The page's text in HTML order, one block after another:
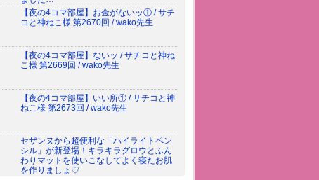
【夜の4コマ部屋】お金がないッ① / サチ
コと神ねこ様 第2670回 / wako先生
【夜の4コマ部屋】ないッ / サチコと神ね
こ様 第2669回 / wako先生
【夜の4コマ部屋】いい所① / サチコと神
ねこ様 第2673回 / wako先生
セザンヌから超便利な「ハイライトペン
シル」が新登場！キラキラグロウとふん
わりマットを使いこなしてよく寝たお肌
を作りましょ♡